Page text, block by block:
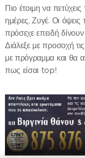
Πιο έτοιμη να
ημέρες, Ζυγέ. Οι
πρόσεχε επειδή
Διάλεξε με προσοχή
με πρόγραμμα και θα
πως είσαι top!